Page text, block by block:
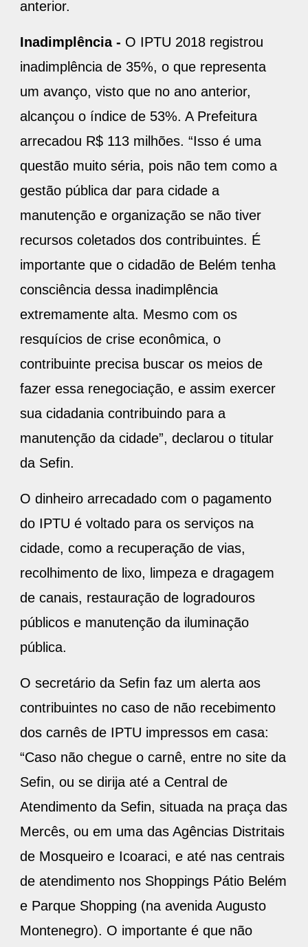
anterior.
Inadimplência - O IPTU 2018 registrou
inadimplência de 35%, o que representa
um avanço, visto que no ano anterior,
alcançou o índice de 53%. A Prefeitura
arrecadou R$ 113 milhões. “Isso é uma
questão muito séria, pois não tem como a
gestão pública dar para cidade a
manutenção e organização se não tiver
recursos coletados dos contribuintes. É
importante que o cidadão de Belém tenha
consciência dessa inadimplência
extremamente alta. Mesmo com os
resquícios de crise econômica, o
contribuinte precisa buscar os meios de
fazer essa renegociação, e assim exercer
sua cidadania contribuindo para a
manutenção da cidade”, declarou o titular
da Sefin.
O dinheiro arrecadado com o pagamento
do IPTU é voltado para os serviços na
cidade, como a recuperação de vias,
recolhimento de lixo, limpeza e dragagem
de canais, restauração de logradouros
públicos e manutenção da iluminação
pública.
O secretário da Sefin faz um alerta aos
contribuintes no caso de não recebimento
dos carnês de IPTU impressos em casa:
“Caso não chegue o carnê, entre no site da
Sefin, ou se dirija até a Central de
Atendimento da Sefin, situada na praça das
Mercês, ou em uma das Agências Distritais
de Mosqueiro e Icoaraci, e até nas centrais
de atendimento nos Shoppings Pátio Belém
e Parque Shopping (na avenida Augusto
Montenegro). O importante é que não